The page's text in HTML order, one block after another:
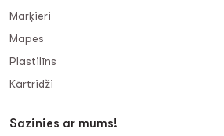
Marķieri
Mapes
Plastilīns
Kārtridži
Sazinies ar mums!